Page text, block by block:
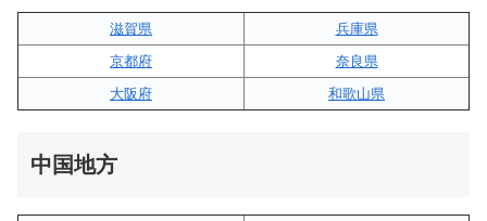
滋賀県
兵庫県
京都府
奈良県
大阪府
和歌山県
中国地方